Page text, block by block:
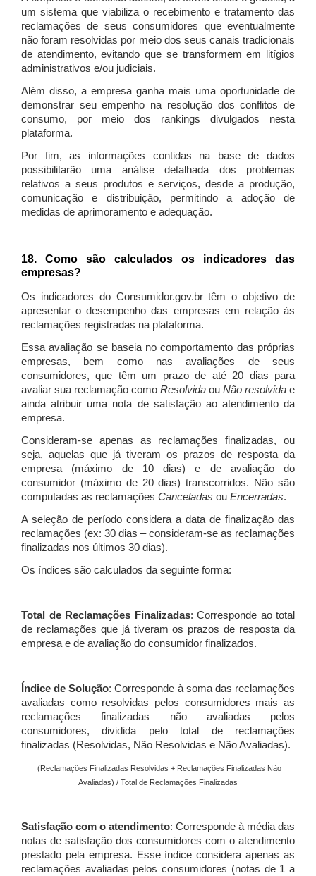
um sistema que viabiliza o recebimento e tratamento das
reclamações de seus consumidores que eventualmente
não foram resolvidas por meio dos seus canais tradicionais
de atendimento, evitando que se transformem em litígios
administrativos e/ou judiciais.
Além disso, a empresa ganha mais uma oportunidade de
demonstrar seu empenho na resolução dos conflitos de
consumo, por meio dos rankings divulgados nesta
plataforma.
Por fim, as informações contidas na base de dados
possibilitarão uma análise detalhada dos problemas
relativos a seus produtos e serviços, desde a produção,
comunicação e distribuição, permitindo a adoção de
medidas de aprimoramento e adequação.
18. Como são calculados os indicadores das
empresas?
Os indicadores do Consumidor.gov.br têm o objetivo de
apresentar o desempenho das empresas em relação às
reclamações registradas na plataforma.
Essa avaliação se baseia no comportamento das próprias
empresas, bem como nas avaliações de seus
consumidores, que têm um prazo de até 20 dias para
avaliar sua reclamação como Resolvida ou Não resolvida e
ainda atribuir uma nota de satisfação ao atendimento da
empresa.
Consideram-se apenas as reclamações finalizadas, ou
seja, aquelas que já tiveram os prazos de resposta da
empresa (máximo de 10 dias) e de avaliação do
consumidor (máximo de 20 dias) transcorridos. Não são
computadas as reclamações Canceladas ou Encerradas.
A seleção de período considera a data de finalização das
reclamações (ex: 30 dias – consideram-se as reclamações
finalizadas nos últimos 30 dias).
Os índices são calculados da seguinte forma:
Total de Reclamações Finalizadas: Corresponde ao total
de reclamações que já tiveram os prazos de resposta da
empresa e de avaliação do consumidor finalizados.
Índice de Solução: Corresponde à soma das reclamações
avaliadas como resolvidas pelos consumidores mais as
reclamações finalizadas não avaliadas pelos
consumidores, dividida pelo total de reclamações
finalizadas (Resolvidas, Não Resolvidas e Não Avaliadas).
(Reclamações Finalizadas Resolvidas + Reclamações Finalizadas Não
Avaliadas) / Total de Reclamações Finalizadas
Satisfação com o atendimento: Corresponde à média das
notas de satisfação dos consumidores com o atendimento
prestado pela empresa. Esse índice considera apenas as
reclamações avaliadas pelos consumidores (notas de 1 a